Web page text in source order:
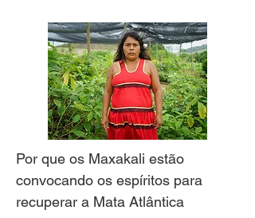
Por que os Maxakali estão
convocando os espíritos para
recuperar a Mata Atlântica